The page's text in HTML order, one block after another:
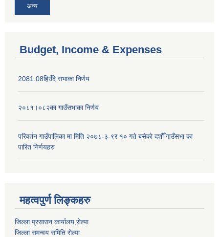
अन्य
Budget, Income & Expenses
2081.08हिउँदे सभाका निर्णय
२०८१।०८२का गाउँसभाका निर्णय
परिवर्तन गाउँपालिका मा मिति २०७८-३-९र १० गते बसेकाे दशौँ गाउँसभा का
पारित निर्णयहरु
महत्वपुर्ण लिङ्कहरु
जिल्ला प्रसासन कार्यालय,राेल्पा
जिल्ला समन्वय समिति रोल्पा